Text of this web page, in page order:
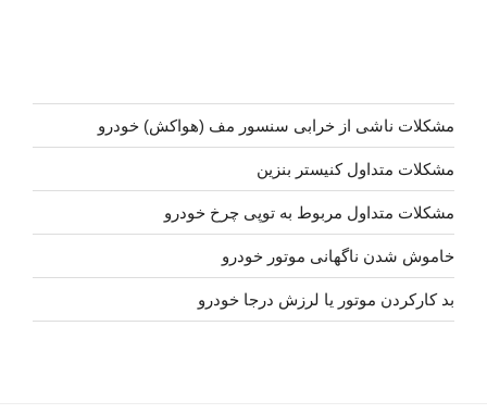
مشکلات ناشی از خرابی سنسور مف (هواکش) خودرو
مشکلات متداول کنیستر بنزین
مشکلات متداول مربوط به توپی چرخ خودرو
خاموش شدن ناگهانی موتور خودرو
بد کارکردن موتور یا لرزش درجا خودرو